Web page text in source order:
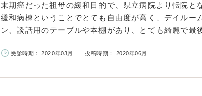
末期癌だった祖母の緩和目的で、県立病院より転院と
緩和病棟ということでとても自由度が高く、デイルー
ン、談話用のテーブルや本棚があり、とても綺麗で最
受診時期： 2020年03月 投稿時期： 2020年06月